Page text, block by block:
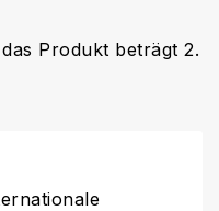
Produkt beträgt 2.